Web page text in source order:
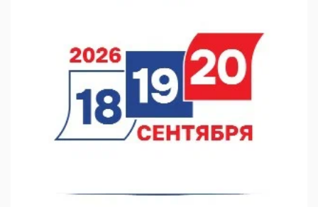
07.08.2026 12:04
В Нижегородской области созданы четыре ММЦ
07.08.2026 11:46